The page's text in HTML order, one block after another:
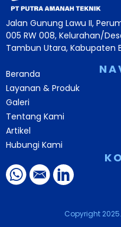
Jalan Gunung Lawu II,
005 RW 008, Kelurahan/
Tambun Utara, Kabupaten
Beranda
Layanan & Produk
Galeri
Tentang Kami
Artikel
Hubungi Kami
Copyright 2025.